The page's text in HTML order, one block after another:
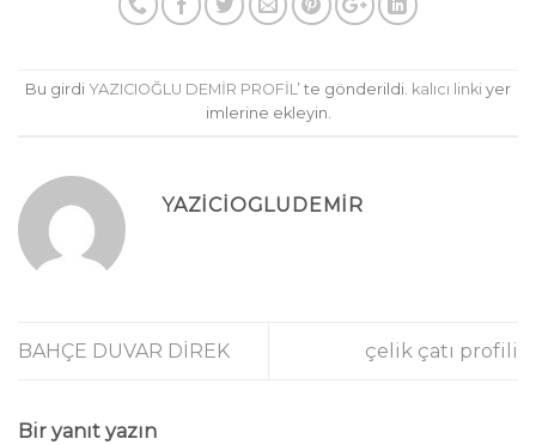
Bu girdi YAZICIOĞLU DEMİR PROFİL’ te gönderildi. kalıcı linki yer
imlerine ekleyin.
YAZICIOGLUDEMIR
BAHÇE DUVAR DİREK çelik çatı profili
Bir yanıt yazın